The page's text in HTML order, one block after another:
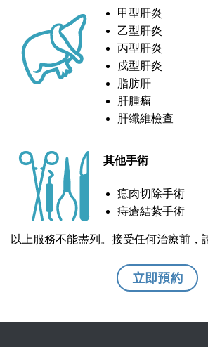
甲型肝炎
乙型肝炎
丙型肝炎
戍型肝炎
脂肪肝
肝腫瘤
肝纖維檢查
其他手術
瘜肉切除手術
痔瘡結紮手術
以上服務不能盡列。接受任何治療前，
立即預約